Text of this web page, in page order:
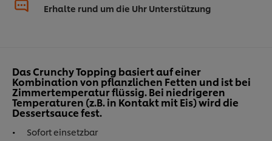
Erhalte rund um die Uhr Unterstützung
Das Crunchy Topping basiert auf einer
Kombination von pflanzlichen Fetten und ist bei
Zimmertemperatur flüssig. Bei niedrigeren
Temperaturen (z.B. in Kontakt mit Eis) wird die
Dessertsauce fest.
Sofort einsetzbar